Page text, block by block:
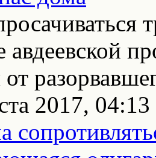
авдеевской
от
2017, 04:13